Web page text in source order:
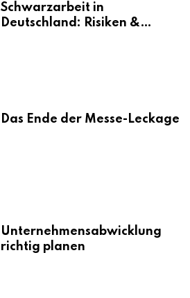
Schwarzarbeit in
Deutschland: Risiken &
Das Ende der Messe-Leckage
Unternehmensabwicklung
richtig planen